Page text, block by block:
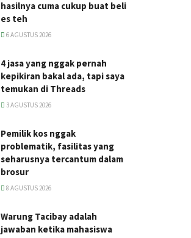
hasilnya cuma cukup buat beli
es teh
6 AGUSTUS 2026
4 jasa yang nggak pernah
kepikiran bakal ada, tapi saya
temukan di Threads
3 AGUSTUS 2026
Pemilik kos nggak
problematik, fasilitas yang
seharusnya tercantum dalam
brosur
8 AGUSTUS 2026
Warung Tacibay adalah
jawaban ketika mahasiswa